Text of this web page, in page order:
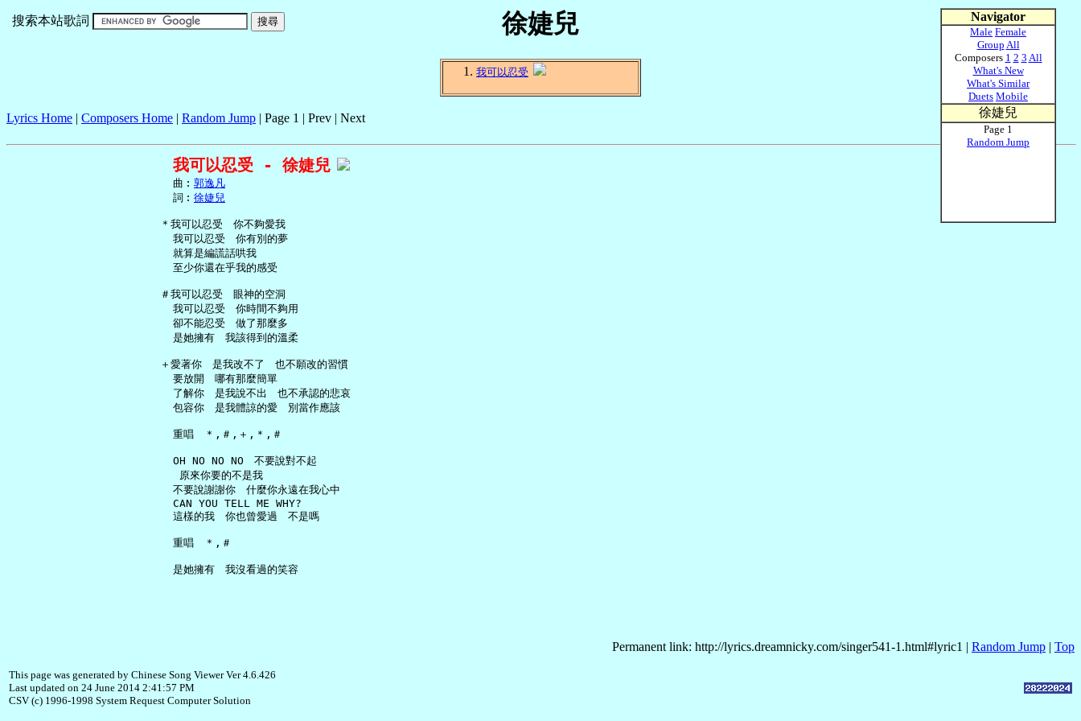
徐婕兒
搜索本站歌詞
我可以忍受
Lyrics Home | Composers Home | Random Jump | Page 1 | Prev | Next
我可以忍受 - 徐婕兒
     曲︰
郭逸凡
     詞︰
徐婕兒
   ＊我可以忍受　你不夠愛我
     我可以忍受　你有別的夢
     就算是編謊話哄我
     至少你還在乎我的感受
   ＃我可以忍受　眼神的空洞
     我可以忍受　你時間不夠用
     卻不能忍受　做了那麼多
     是她擁有　我該得到的溫柔
   ＋愛著你　是我改不了　也不願改的習慣
     要放開　哪有那麼簡單
     了解你　是我說不出　也不承認的悲哀
     包容你　是我體諒的愛　別當作應該
     重唱　＊,＃,＋,＊,＃
     OH NO NO NO　不要說對不起
      原來你要的不是我
     不要說謝謝你　什麼你永遠在我心中
     CAN YOU TELL ME WHY?
     這樣的我　你也曾愛過　不是嗎
     重唱　＊,＃
Permanent link: http://lyrics.dreamnicky.com/singer541-1.html#lyric1 | Random Jump | Top
This page was generated by Chinese Song Viewer Ver 4.6.426
Last updated on 24 June 2014 2:41:57 PM
CSV (c) 1996-1998 System Request Computer Solution
Navigator
Male Female
Group All
Composers 1 2 3 All
What's New
What's Similar
Duets Mobile
徐婕兒
Page 1
Random Jump